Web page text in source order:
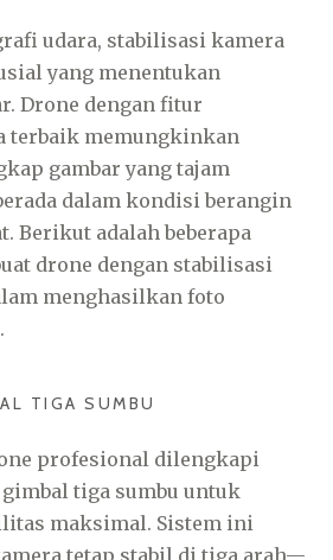
udara, stabilisasi kamera
yang menentukan
Drone dengan fitur
terbaik memungkinkan
gambar yang tajam
dalam kondisi berangin
Berikut adalah beberapa
drone dengan stabilisasi
menghasilkan foto
TIGA SUMBU
profesional dilengkapi
tiga sumbu untuk
maksimal. Sistem ini
tetap stabil di tiga arah—